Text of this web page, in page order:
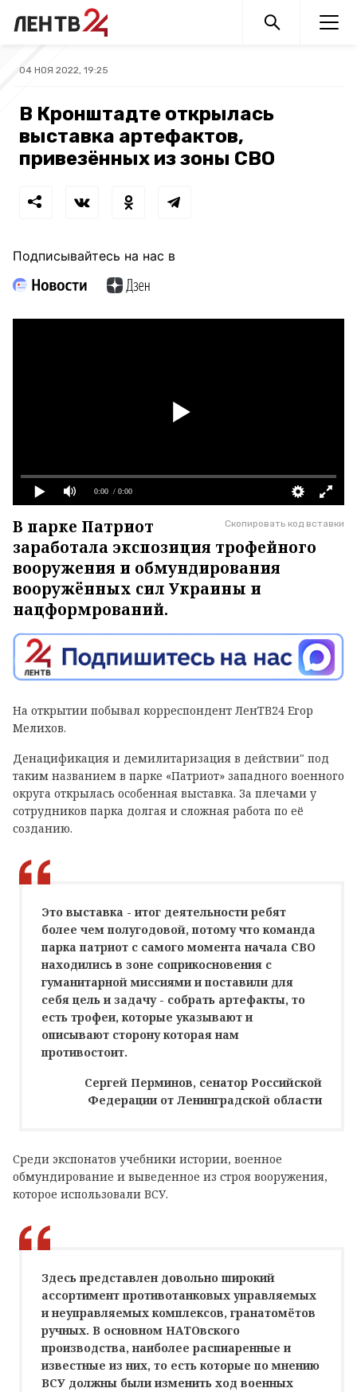
04 НОЯ 2022, 19:25
В Кронштадте открылась
выставка артефактов,
привезённых из зоны СВО
Подписывайтесь на нас в
0:00 / 0:00
Скопировать код вставки
В парке Патриот
заработала экспозиция трофейного
вооружения и обмундирования
вооружённых сил Украины и
нацформрований.
На открытии побывал корреспондент ЛенТВ24 Егор
Мелихов.
Денацификация и демилитаризация в действии" под
таким названием в парке «Патриот» западного военного
округа открылась особенная выставка. За плечами у
сотрудников парка долгая и сложная работа по её
созданию.
Это выставка - итог деятельности ребят
более чем полугодовой, потому что команда
парка патриот с самого момента начала СВО
находились в зоне соприкосновения с
гуманитарной миссиями и поставили для
себя цель и задачу - собрать артефакты, то
есть трофеи, которые указывают и
описывают сторону которая нам
противостоит.
Сергей Перминов, сенатор Российской
Федерации от Ленинградской области
Среди экспонатов учебники истории, военное
обмундирование и выведенное из строя вооружения,
которое использовали ВСУ.
Здесь представлен довольно широкий
ассортимент противотанковых управляемых
и неуправляемых комплексов, гранатомётов
ручных. В основном НАТОвского
производства, наиболее распиаренные и
известные из них, то есть которые по мнению
ВСУ должны были изменить ход военных